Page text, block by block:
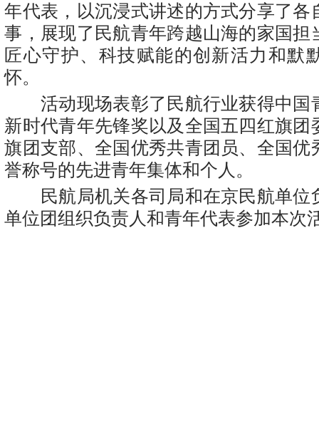
年代表，以沉浸式讲述的方式分享了各
事，展现了民航青年跨越山海的家国担
匠心守护、科技赋能的创新活力和默
怀。
活动现场表彰了民航行业获得中国
新时代青年先锋奖以及全国五四红旗团
旗团支部、全国优秀共青团员、全国优
誉称号的先进青年集体和个人。
民航局机关各司局和在京民航单位
单位团组织负责人和青年代表参加本次